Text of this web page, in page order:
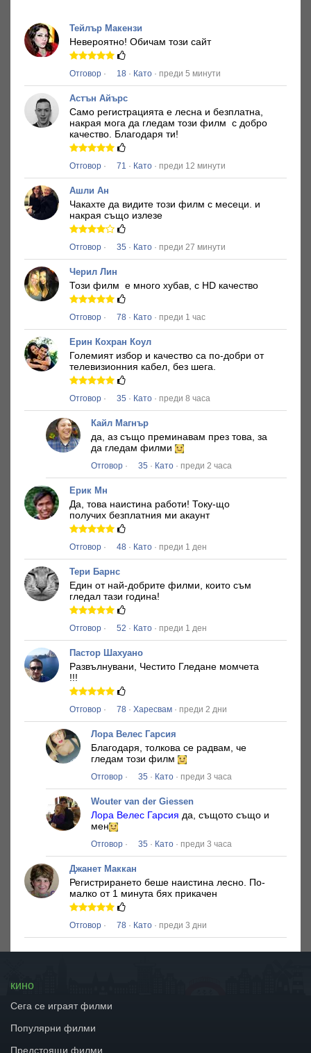
Тейлър Макензи
Невероятно! Обичам този сайт
Отговор · 18 · Като · преди 5 минути
Астън Айърс
Само регистрацията е лесна и безплатна,
накрая мога да гледам този филм с добро
качество. Благодаря ти!
Отговор · 71 · Като · преди 12 минути
Ашли Ан
Чакахте да видите този филм с месеци. и
накрая също излезе
Отговор · 35 · Като · преди 27 минути
Черил Лин
Този филм е много хубав, с HD качество
Отговор · 78 · Като · преди 1 час
Ерин Кохран Коул
Големият избор и качество са по-добри от
телевизионния кабел, без шега.
Отговор · 35 · Като · преди 8 часа
Кайл Магнър
да, аз също преминавам през това, за
да гледам филми
Отговор · 35 · Като · преди 2 часа
Ерик Мн
Да, това наистина работи! Току-що
получих безплатния ми акаунт
Отговор · 48 · Като · преди 1 ден
Тери Барнс
Един от най-добрите филми, които съм
гледал тази година!
Отговор · 52 · Като · преди 1 ден
Пастор Шахуано
Развълнувани, Честито Гледане момчета
!!!
Отговор · 78 · Харесвам · преди 2 дни
Лора Велес Гарсия
Благодаря, толкова се радвам, че
гледам този филм
Отговор · 35 · Като · преди 3 часа
Wouter van der Giessen
Лора Велес Гарсия да, същото също и
мен
Отговор · 35 · Като · преди 3 часа
Джанет Маккан
Регистрирането беше наистина лесно. По-
малко от 1 минута бях прикачен
Отговор · 78 · Като · преди 3 дни
кино
Сега се играят филми
Популярни филми
Предстоящи филми